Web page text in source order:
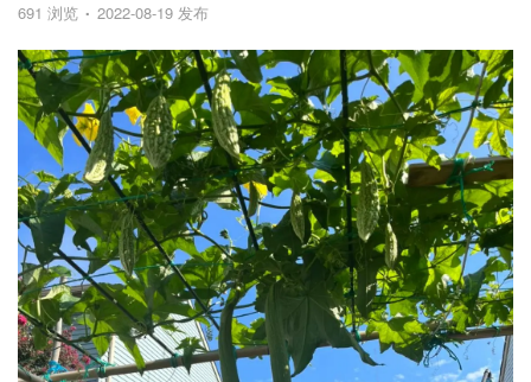
691 浏览 2022-08-19 发布